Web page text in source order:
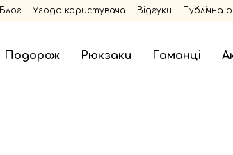
Блог Угода користувача Відгуки Публічна
Подорож Рюкзаки Гаманці